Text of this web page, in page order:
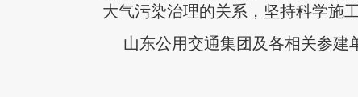
大气污染治理的关系，坚持科学施
山东公用交通集团及各相关参建